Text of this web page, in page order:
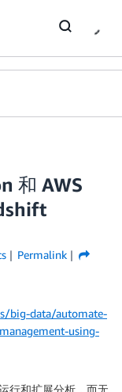
和 AWS
Permalink
big-data/automate-
using-
行和扩展分析，而无